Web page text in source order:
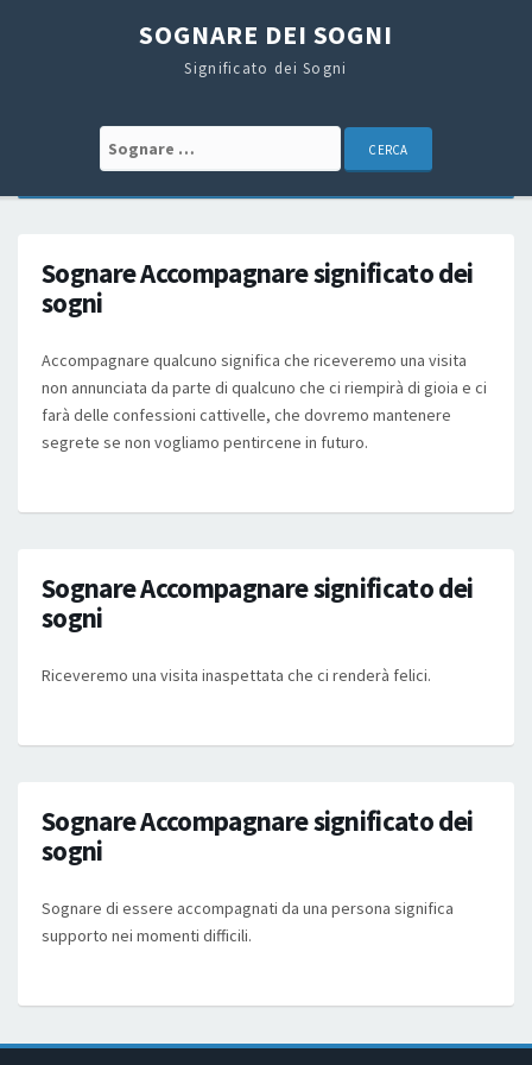
SOGNARE DEI SOGNI
Significato dei Sogni
Search for:
Sognare Accompagnare significato dei
sogni
Accompagnare qualcuno significa che riceveremo una visita
non annunciata da parte di qualcuno che ci riempirà di gioia e ci
farà delle confessioni cattivelle, che dovremo mantenere
segrete se non vogliamo pentircene in futuro.
Sognare Accompagnare significato dei
sogni
Riceveremo una visita inaspettata che ci renderà felici.
Sognare Accompagnare significato dei
sogni
Sognare di essere accompagnati da una persona significa
supporto nei momenti difficili.